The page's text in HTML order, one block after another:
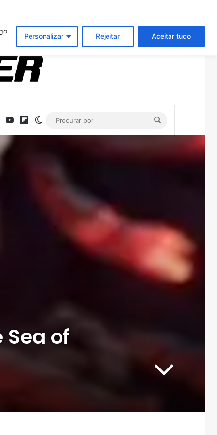
Personalizar Rejeitar Aceitar tudo
YouTubeFlipboardSwitch skin
por
of